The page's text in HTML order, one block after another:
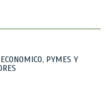
PYMES Y